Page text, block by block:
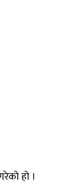
हो ।